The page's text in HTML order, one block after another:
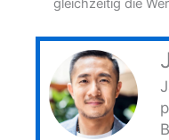
gleichzeitig die